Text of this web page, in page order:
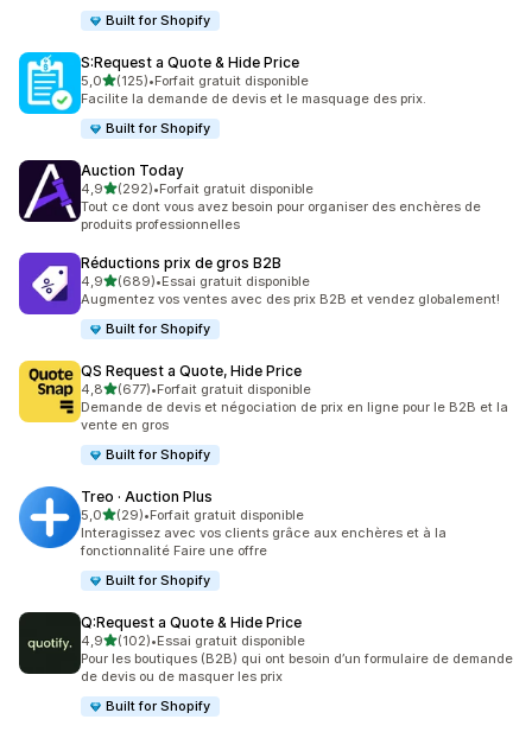
Built for Shopify
S:Request a Quote & Hide Price
5,0étoile(s) sur 5
(125)
125 avis au total
•Forfait gratuit disponible
Facilite la demande de devis et le masquage des prix.
Built for Shopify
Auction Today
4,9étoile(s) sur 5
(292)
292 avis au total
•Forfait gratuit disponible
Tout ce dont vous avez besoin pour organiser des enchères de
produits professionnelles
Réductions prix de gros B2B
4,9étoile(s) sur 5
(689)
689 avis au total
•Essai gratuit disponible
Augmentez vos ventes avec des prix B2B et vendez globalement!
Built for Shopify
QS Request a Quote, Hide Price
4,8étoile(s) sur 5
(677)
677 avis au total
•Forfait gratuit disponible
Demande de devis et négociation de prix en ligne pour le B2B et la
vente en gros
Built for Shopify
Treo · Auction Plus
5,0étoile(s) sur 5
(29)
29 avis au total
•Forfait gratuit disponible
Interagissez avec vos clients grâce aux enchères et à la
fonctionnalité Faire une offre
Built for Shopify
Q:Request a Quote & Hide Price
4,9étoile(s) sur 5
(102)
102 avis au total
•Essai gratuit disponible
Pour les boutiques (B2B) qui ont besoin d’un formulaire de demande
de devis ou de masquer les prix
Built for Shopify